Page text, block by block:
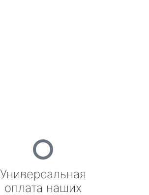
Универсальная
оплата наших